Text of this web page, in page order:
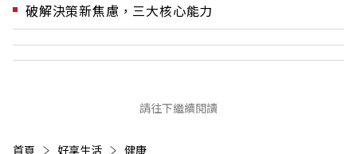
破解決策新焦慮，三大核心能力
請往下繼續閱讀
首頁 好享生活 健康